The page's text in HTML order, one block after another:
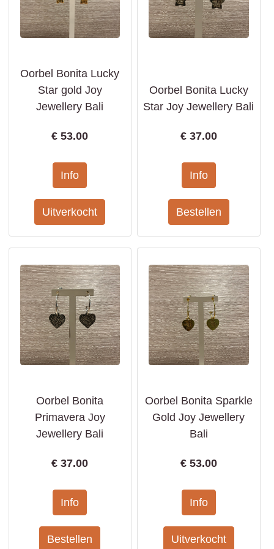
Oorbel Bonita Lucky
Star gold Joy
Jewellery Bali
€53.00
Oorbel Bonita Lucky
Star Joy Jewellery Bali
€ 37.00
Oorbel Bonita
Primavera Joy
Jewellery Bali
€37.00
Oorbel Bonita Sparkle
Gold Joy Jewellery
Bali
€ 53.00